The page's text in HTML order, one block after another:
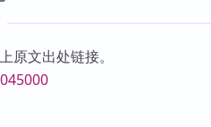
原文出处链接。